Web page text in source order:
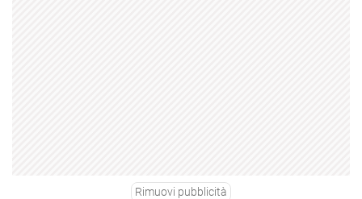
Rimuovi pubblicità